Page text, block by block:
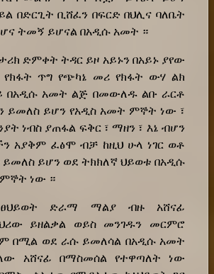
በድርጊት ቢሸፈን በፍርድ በህሊና ባለቤት
ትመኝ ይሆናል በአዲሱ አመት ።
ድምቀት ትዳር ይዞ አይኑን በአይኑ ያየው
ጥግ የጭካኔ መሪ የክፋት ውሃ ልክ
በአዲሱ አመት ልጅ በመውለዱ ልቡ ራርቶ
ይመለስ ይሆን የአዲስ አመት ምኞት ነው ፣
ነብስ ያጠፋል ፍቅር ፣ ማዘን ፣ እኔ ብሆን
አያቅም ፈፅሞ ብቻ ከዚህ ሁላ ነገር ወቶ
ይሆን ወደ ትክክለኛ ህይወቱ በአዲሱ
ነው ።
ድራማ ማልያ ብዙ አሸናፊ
ይዘልቃል ወይስ መንገዱን መርምሮ
በሚል ወደ ራሱ ይመለሳል በአዲሱ አመት
አሸናፊ በማስመሰል የተዋጣለት ነው